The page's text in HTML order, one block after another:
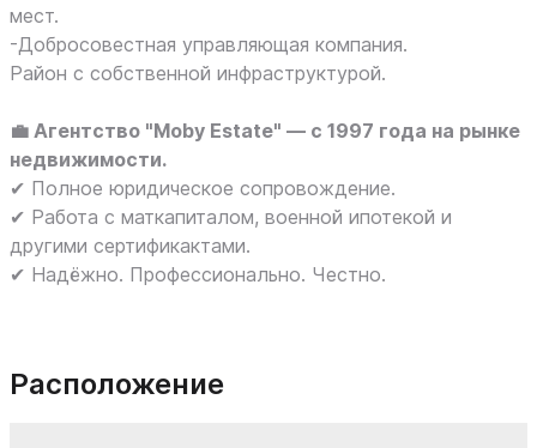
мест.
-Добросовестная управляющая компания.
Район с собственной инфраструктурой.
💼 Агентство "Moby Estate" — с 1997 года на рынке
недвижимости.
✔ Полное юридическое сопровождение.
✔ Работа с маткапиталом, военной ипотекой и
другими сертификактами.
✔ Надёжно. Профессионально. Честно.
Расположение